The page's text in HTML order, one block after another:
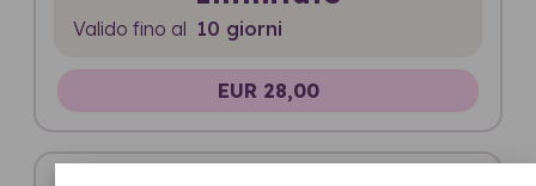
Valido fino al 10 giorni
EUR 28,00